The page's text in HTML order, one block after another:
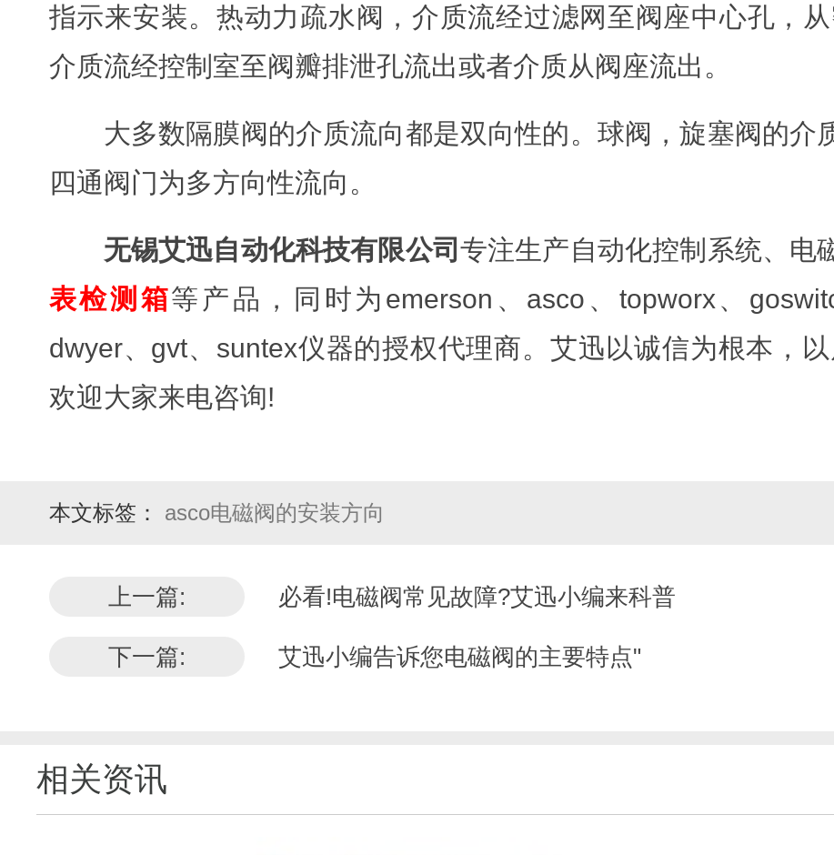
指示来安装。热动力疏水阀，介质流经过滤网至阀座中心孔，
介质流经控制室至阀瓣排泄孔流出或者介质从阀座流出。
大多数隔膜阀的介质流向都是双向性的。球阀，旋塞阀的介
四通阀门为多方向性流向。
无锡艾迅自动化科技有限公司 专注生产自动化控制系统、电
表检测箱等产品，同时为emerson、asco、topworx、
dwyer、gvt、suntex仪器的授权代理商。艾迅以诚信为根本，
欢迎大家来电咨询!
本文标签： asco电磁阀的安装方向
上一篇: 必看!电磁阀常见故障?艾迅小编来科普
下一篇: 艾迅小编告诉您电磁阀的主要特点"
相关资讯